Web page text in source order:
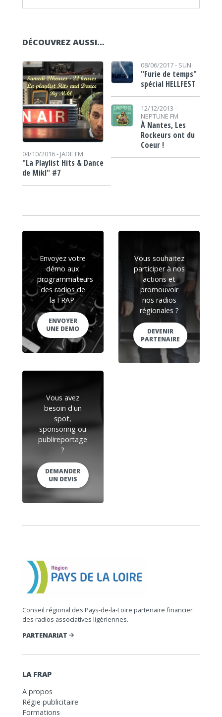
DÉCOUVREZ AUSSI…
04/10/2016 - JADE FM
"La Playlist Hits & Dance
de Mikl" #7
08/06/2017 - SUN
"Furie de temps"
spécial HELLFEST
12/12/2013 -
NEPTUNE FM
À Nantes, Les
Rockeurs ont du
Coeur !
Envoyez votre
démo aux
programmateurs
des radios de
la FRAP.
ENVOYER
UNE DEMO
Vous souhaitez
participer à nos
actions et
promouvoir
nos radios
régionales ?
DEVENIR
PARTENAIRE
Vous avez
besoin d'un
spot,
sponsoring ou
publireportage
?
DEMANDER
UN DEVIS
Conseil régional des Pays-de-la-Loire partenaire financier
des radios associatives ligériennes.
PARTENARIAT
LA FRAP
A propos
Régie publicitaire
Formations